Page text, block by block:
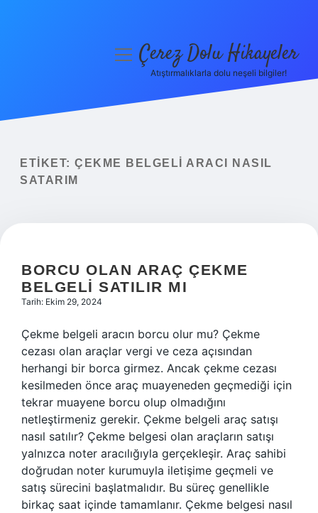
Yasal Uyarı
menüyüÇerez Dolu Hikayeler
Atıştırmalıklarla dolu neşeli bilgiler!
ETIKET: ÇEKME BELGELI ARACI NASIL
SATARIM
BORCU OLAN ARAÇ ÇEKME
BELGELI SATILIR MI
Tarih: Ekim 29, 2024
Çekme belgeli aracın borcu olur mu? Çekme
cezası olan araçlar vergi ve ceza açısından
herhangi bir borca ​​girmez. Ancak çekme cezası
kesilmeden önce araç muayeneden geçmediği için
tekrar muayene borcu olup olmadığını
netleştirmeniz gerekir. Çekme belgeli araç satışı
nasıl satılır? Çekme belgesi olan araçların satışı
yalnızca noter aracılığıyla gerçekleşir. Araç sahibi
doğrudan noter kurumuyla iletişime geçmeli ve
satış sürecini başlatmalıdır. Bu süreç genellikle
birkaç saat içinde tamamlanır. Çekme belgesi nasıl